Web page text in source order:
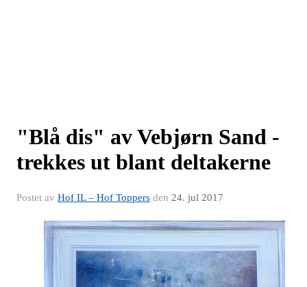
"Blå dis" av Vebjørn Sand -
trekkes ut blant deltakerne
Postet av Hof IL – Hof Toppers den 24. jul 2017